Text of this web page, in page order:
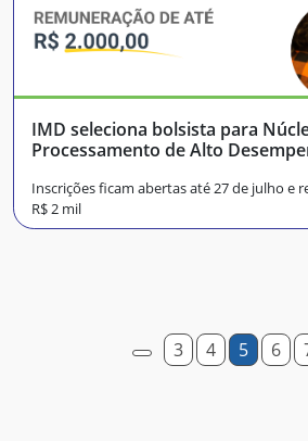
IMD seleciona bolsista para
Processamento de Alto
Inscrições ficam abertas até 27 de julho e
R$ 2 mil
3 4 5 6